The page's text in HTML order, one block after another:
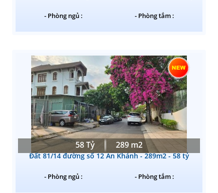
- Phòng ngủ : - Phòng tắm :
58 Tỷ 289 m2
Đất 81/14 đường số 12 An Khánh - 289m2 - 58 tỷ
- Phòng ngủ : - Phòng tắm :